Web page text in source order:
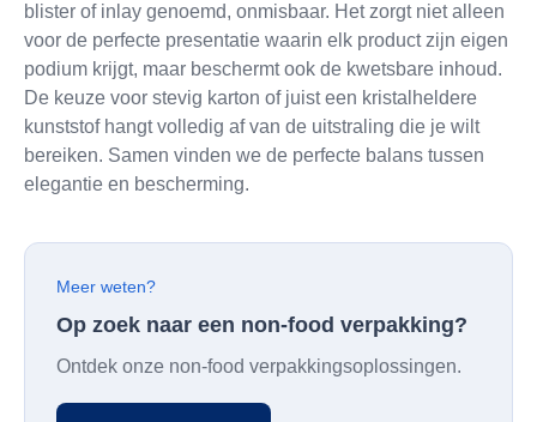
blister of inlay genoemd, onmisbaar. Het zorgt niet alleen
voor de perfecte presentatie waarin elk product zijn eigen
podium krijgt, maar beschermt ook de kwetsbare inhoud.
De keuze voor stevig karton of juist een kristalheldere
kunststof hangt volledig af van de uitstraling die je wilt
bereiken. Samen vinden we de perfecte balans tussen
elegantie en bescherming.
Meer weten?
Op zoek naar een non-food verpakking?
Ontdek onze non-food verpakkingsoplossingen.